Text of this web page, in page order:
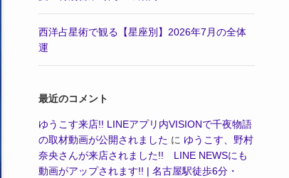
西洋占星術で観る【星座別】2026年7月の全体
運
最近のコメント
ゆうこす来店!! LINEアプリ内VISIONで千夜物語
の取材動画が公開されました に ゆうこす、野村
奈央さんが来店されました!! LINE NEWSにも
動画がアップされます!! | 名古屋駅徒歩6分・